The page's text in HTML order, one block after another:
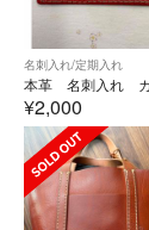
名刺入れ/定期入れ
¥2,000